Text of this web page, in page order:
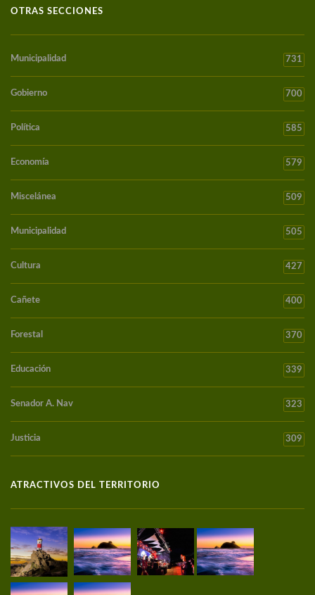
OTRAS SECCIONES
Municipalidad 731
Gobierno 700
Política 585
Economía 579
Miscelánea 509
Municipalidad 505
Cultura 427
Cañete 400
Forestal 370
Educación 339
Senador A. Nav 323
Justicia 309
ATRACTIVOS DEL TERRITORIO